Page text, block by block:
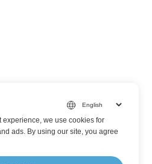
experience, we use cookies for
ads. By using our site, you agree